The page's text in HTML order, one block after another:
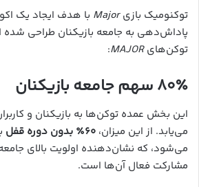
توکنومیک بازیMajor با هدف ایجاد یک
پاداش‌دهی به جامعه بازیکنان طراحی شده
توکن‌هایMAJOR
:
۸۰٪ سهم جامعه بازیکنان
این بخش عمده توکن‌ها به بازیکنان و
می‌یابد. از این میزان، ۶۰٪ بدون دوره قفل
می‌شود، که نشان‌دهنده اولویت بالای
مشارکت فعال آن‌ها است.